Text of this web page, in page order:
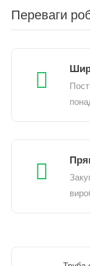
Переваги